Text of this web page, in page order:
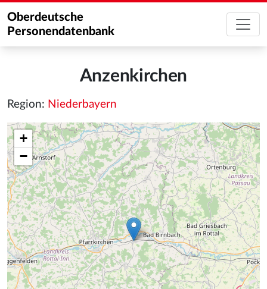
Oberdeutsche
Personendatenbank
Anzenkirchen
Region: Niederbayern
+
−